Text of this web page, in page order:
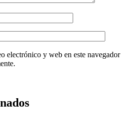
electrónico y web en este navegador